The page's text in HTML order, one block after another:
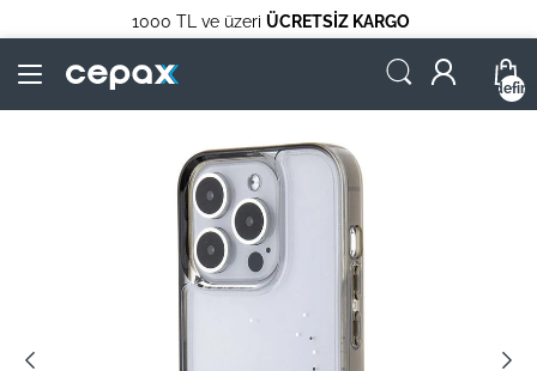
1000 TL ve üzeri ÜCRETSİZ KARGO